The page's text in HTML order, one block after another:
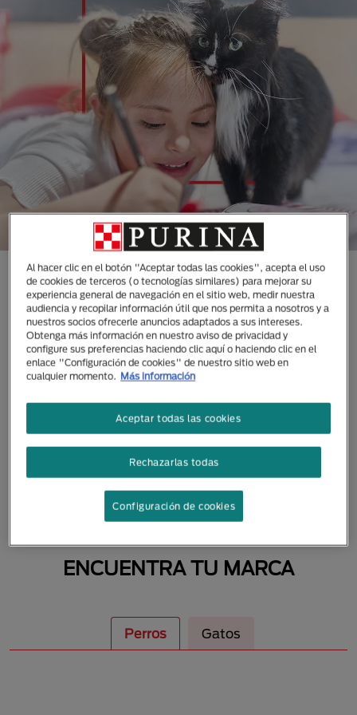
CONOCE TODAS NUESTRAS
MARCAS DISEÑADAS
ESPECIALMENTE PARA LAS
NECESIDADES DE TUS
MASCOTAS
ENCUENTRA TU MARCA
Perros Gatos
Al hacer clic en el botón "Aceptar todas las cookies", acepta el uso
de cookies de terceros (o tecnologías similares) para mejorar su
experiencia general de navegación en el sitio web, medir nuestra
audiencia y recopilar información útil que nos permita a nosotros y a
nuestros socios ofrecerle anuncios adaptados a sus intereses.
Obtenga más información en nuestro aviso de privacidad y
configure sus preferencias haciendo clic aquí o haciendo clic en el
enlace "Configuración de cookies" de nuestro sitio web en
cualquier momento.
Más información
Rechazarlas todas
Aceptar todas las cookies
Configuración de cookies